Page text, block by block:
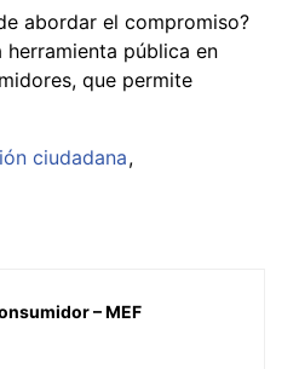
abordar el compromiso?
herramienta pública en
que permite
ciudadana
– MEF